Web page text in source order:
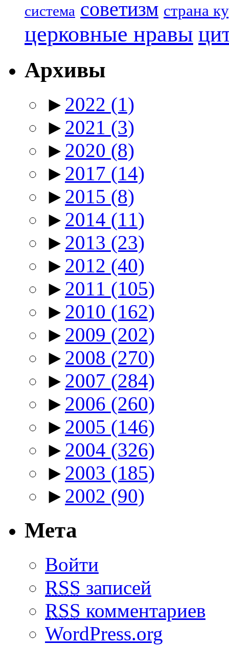
система советизм страна
церковные нравы
Архивы
► 2022 (1)
► 2021 (3)
► 2020 (8)
► 2017 (14)
► 2015 (8)
► 2014 (11)
► 2013 (23)
► 2012 (40)
► 2011 (105)
► 2010 (162)
► 2009 (202)
► 2008 (270)
► 2007 (284)
► 2006 (260)
► 2005 (146)
► 2004 (326)
► 2003 (185)
► 2002 (90)
Мета
Войти
RSS записей
RSS комментариев
WordPress.org